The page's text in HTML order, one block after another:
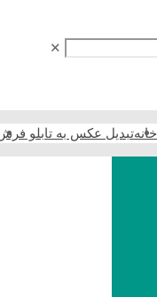
✕
خانهتبدیل عکس به تابلو